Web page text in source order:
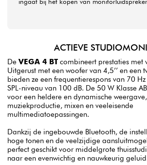
ACTIEVE
DeVEGA 4 BT combineert prestaties met
Uitgerust met een woofer van 4,5’’ en een
bieden ze een frequentierespons van 70
SPL-niveau van 100 dB. De 50 W Klasse
voor een heldere en dynamische
muziekproductie, mixen en veeleisende
multimediatoepassingen.
Dankzij de ingebouwde Bluetooth, de
hoge tonen en de veelzijdige
perfect geschikt voor middelgrote
naar een evenwichtig en nauwkeurig